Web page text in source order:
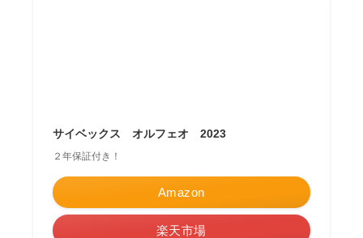
サイベックス オルフェオ 2023
２年保証付き！
Amazon
楽天市場